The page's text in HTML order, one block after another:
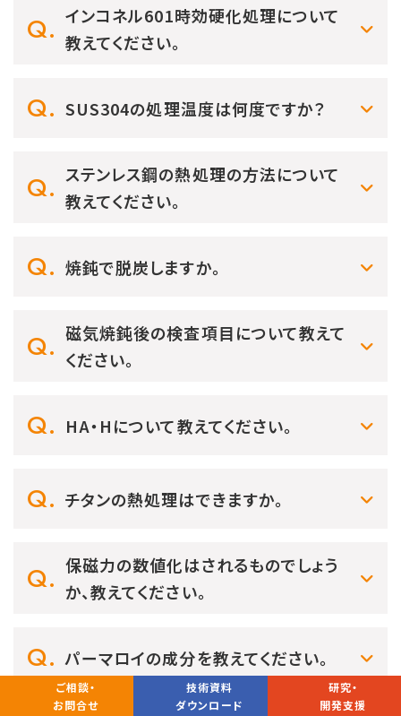
インコネル601時効硬化処理について
教えてください。
SUS304の処理温度は何度ですか？
ステンレス鋼の熱処理の方法について
教えてください。
焼鈍で脱炭しますか。
磁気焼鈍後の検査項目について教えて
ください。
HA・Hについて教えてください。
チタンの熱処理はできますか。
保磁力の数値化はされるものでしょう
か、教えてください。
パーマロイの成分を教えてください。
ご相談・
お問合せ
技術資料
ダウンロード
研究・
開発支援